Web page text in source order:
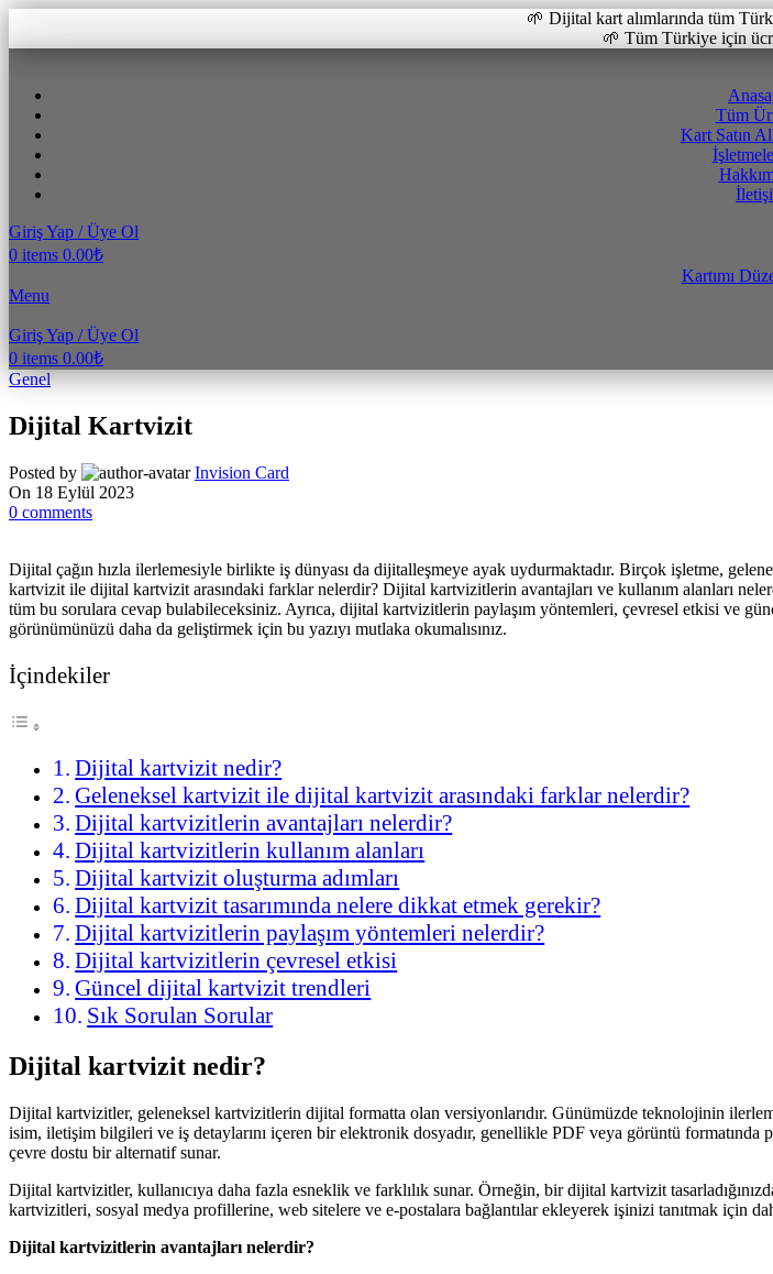
🌱 Dijital kart alımlarında tüm
🌱 Tüm Türkiye için
Tüm
Kart Satın Al
Giriş Yap / Üye Ol
0 items 0.00₺
Kartımı
Menu
Giriş Yap / Üye Ol
0 items 0.00₺
Genel
Dijital Kartvizit
Posted by
Invision Card
On 18 Eylül 2023
0 comments
Dijital çağın hızla ilerlemesiyle birlikte iş dünyası da dijitalleşmeye ayak uydurmaktadır. Birçok işletme,
kartvizit ile dijital kartvizit arasındaki farklar nelerdir? Dijital kartvizitlerin avantajları ve kullanım alanları
tüm bu sorulara cevap bulabileceksiniz. Ayrıca, dijital kartvizitlerin paylaşım yöntemleri, çevresel etkisi ve
görünümünüzü daha da geliştirmek için bu yazıyı mutlaka okumalısınız.
İçindekiler
Dijital kartvizit nedir?
Geleneksel kartvizit ile dijital kartvizit arasındaki farklar nelerdir?
Dijital kartvizitlerin avantajları nelerdir?
Dijital kartvizitlerin kullanım alanları
Dijital kartvizit oluşturma adımları
Dijital kartvizit tasarımında nelere dikkat etmek gerekir?
Dijital kartvizitlerin paylaşım yöntemleri nelerdir?
Dijital kartvizitlerin çevresel etkisi
Güncel dijital kartvizit trendleri
Sık Sorulan Sorular
Dijital kartvizit nedir?
Dijital kartvizitler, geleneksel kartvizitlerin dijital formatta olan versiyonlarıdır. Günümüzde teknolojinin
isim, iletişim bilgileri ve iş detaylarını içeren bir elektronik dosyadır, genellikle PDF veya görüntü
çevre dostu bir alternatif sunar.
Dijital kartvizitler, kullanıcıya daha fazla esneklik ve farklılık sunar. Örneğin, bir dijital kartvizit
kartvizitleri, sosyal medya profillerine, web sitelere ve e-postalara bağlantılar ekleyerek işinizi tanıtmak için
Dijital kartvizitlerin avantajları nelerdir?